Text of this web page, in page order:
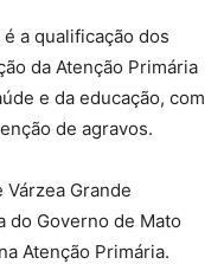
a qualificação dos
da Atenção Primária
e da educação, com
de agravos.
Grande
do Governo de Mato
Atenção Primária.